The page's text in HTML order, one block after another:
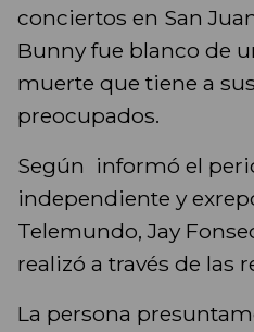
conciertos en San
Bunny fue blanco de
muerte que tiene a
preocupados.
Según informó el
independiente y
Telemundo, Jay
realizó a través de las
La persona